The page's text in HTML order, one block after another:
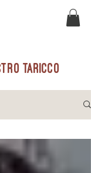
taricco